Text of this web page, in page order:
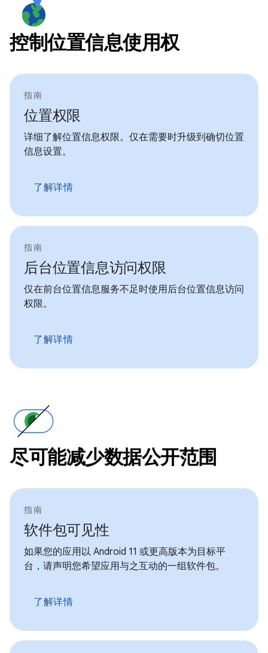
控制位置信息使用权
指南
位置权限
详细了解位置信息权限。仅在需要时升级到确切位置
信息设置。
了解详情
指南
后台位置信息访问权限
仅在前台位置信息服务不足时使用后台位置信息访问
权限。
了解详情
尽可能减少数据公开范围
指南
软件包可见性
如果您的应用以 Android 11 或更高版本为目标平
台，请声明您希望应用与之互动的一组软件包。
了解详情